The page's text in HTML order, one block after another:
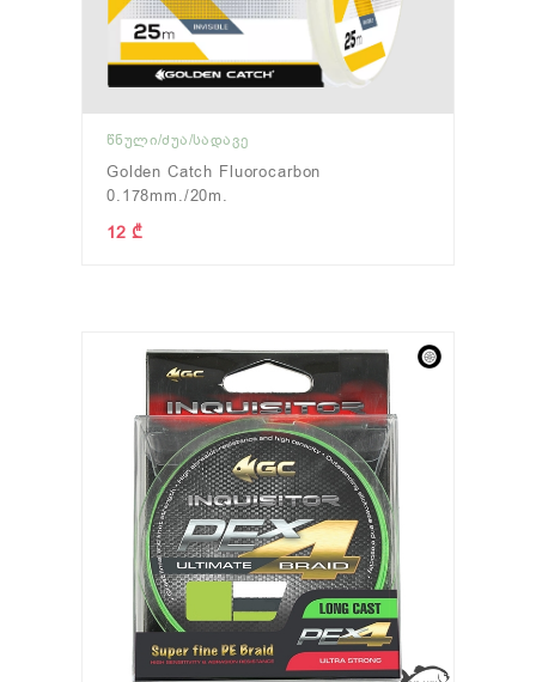
ᲬᲜᲣᲚᲘ/ᲫᲣᲐ/ᲡᲐᲓᲐᲕᲔ
Golden Catch Fluorocarbon
0.178mm./20m.
12 ₾